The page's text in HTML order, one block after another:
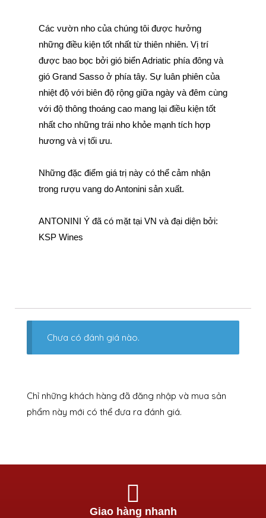
Các vườn nho của chúng tôi được hưởng
những điều kiện tốt nhất từ thiên nhiên. Vị trí
được bao bọc bởi gió biển Adriatic phía đông và
gió Grand Sasso ở phía tây. Sự luân phiên của
nhiệt độ với biên độ rộng giữa ngày và đêm cùng
với độ thông thoáng cao mang lại điều kiện tốt
nhất cho những trái nho khỏe mạnh tích hợp
hương và vị tối ưu.
Những đặc điểm giá trị này có thể cảm nhận
trong rượu vang do Antonini sản xuất.
ANTONINI Ý đã có mặt tại VN và đại diện bởi:
KSP Wines
Chưa có đánh giá nào.
Chỉ những khách hàng đã đăng nhập và mua sản
phẩm này mới có thể đưa ra đánh giá.
Giao hàng nhanh